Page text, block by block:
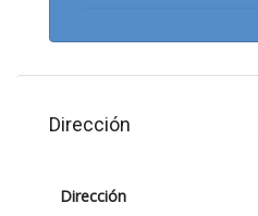
Dirección
Dirección